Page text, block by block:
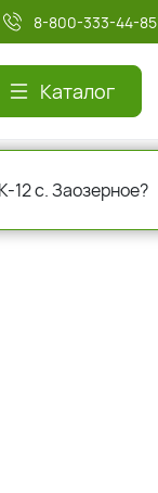
8-800-333-44-85
Каталог
с. Заозерное?